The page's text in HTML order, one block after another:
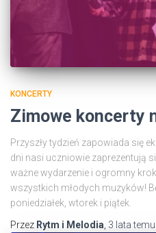
KONCERTY
Zimowe koncerty
Przyszły tydzień zapowiada się
dni nasi uczniowie zaprezentują
ważne wydarzenie i ogromny
wszystkich młodych muzyków!
poniedziałek, wtorek i piątek.
Przez Rytm i Melodia 3 latatemu